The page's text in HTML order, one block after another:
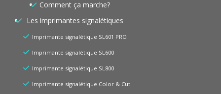
Comment ça marche?
Les imprimantes signalétiques
Imprimante signalétique SL601 PRO
Imprimante signalétique SL600
Imprimante signalétique SL800
Imprimante signalétique Color & Cut